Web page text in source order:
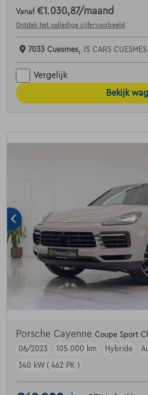
Vanaf €1.030,87/maand
Ontdek het volledige cijfervoorbeeld
7033 Cuesmes, JS CARS CUESMES
Vergelijk
Bekijk
Porsche Cayenne Coupe Sport
06/2023
105.000 km Hybride
340 kW ( 462 PK )